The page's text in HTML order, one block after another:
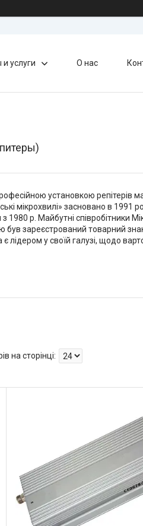
услуги О нас
установкою репітерів
мікрохвилі» засновано в 1991
з 1980 р. Майбутні
був зареєстрований товарний
у своїй галузі, щодо